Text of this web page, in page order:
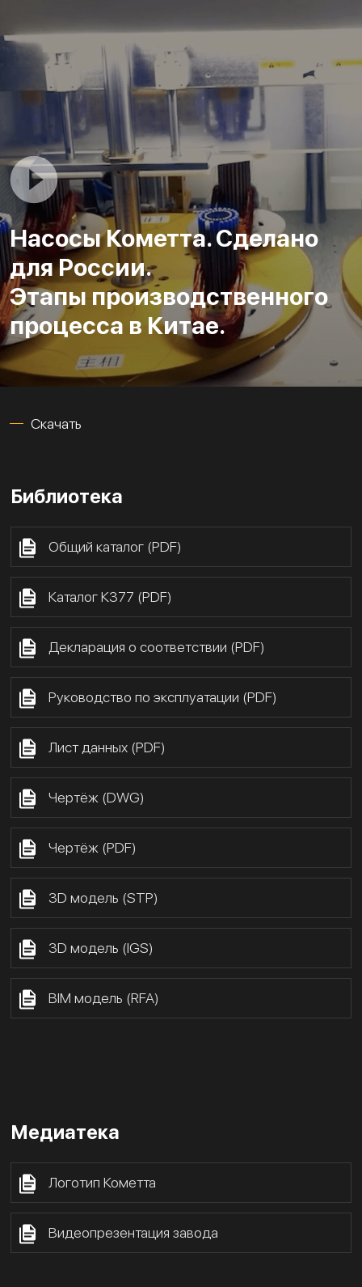
Насосы Кометта. Сделано
для России.
Этапы производственного
процесса в Китае.
Скачать
Библиотека
Общий каталог (PDF)
Каталог К377 (PDF)
Декларация о соответствии (PDF)
Руководство по эксплуатации (PDF)
Лист данных (PDF)
Чертёж (DWG)
Чертёж (PDF)
3D модель (STP)
3D модель (IGS)
BIM модель (RFA)
Медиатека
Логотип Кометта
Видеопрезентация завода